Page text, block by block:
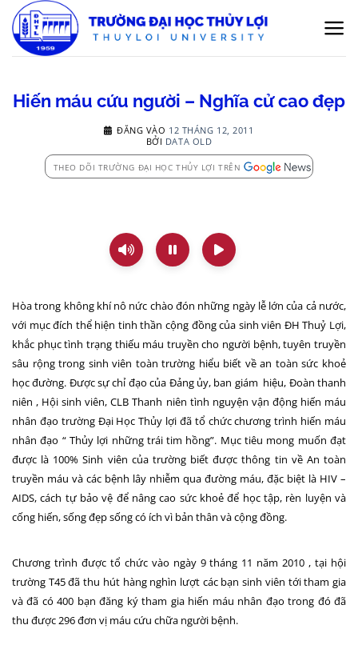
qua
nội
Hiến máu cứu người – Nghĩa cử cao đẹp
ĐĂNG VÀO 12 THÁNG 12, 2011
BỞI DATA OLD
THEO DÕI TRƯỜNG ĐẠI HỌC THỦY LỢI TRÊN
Hòa trong không khí nô nức chào đón những ngày lễ lớn của cả nước,
với mục đích thể hiện tinh thần cộng đồng của sinh viên ĐH Thuỷ Lợi,
khắc phục tình trạng thiếu máu truyền cho người bệnh, tuyên truyền
sâu rộng trong sinh viên toàn trường hiểu biết về an toàn sức khoẻ
học đường. Được sự chỉ đạo của Đảng ủy, ban giám hiệu, Đoàn thanh
niên , Hội sinh viên, CLB Thanh niên tình nguyện vận động hiến máu
nhân đạo trường Đại Học Thủy lợi đã tổ chức chương trình hiến máu
nhân đạo “ Thủy lợi những trái tim hồng”. Mục tiêu mong muốn đạt
được là 100% Sinh viên của trường biết được thông tin về An toàn
truyền máu và các bệnh lây nhiễm qua đường máu, đặc biệt là HIV –
AIDS, cách tự bảo vệ để nâng cao sức khoẻ để học tập, rèn luyện và
cống hiến, sống đẹp sống có ích vì bản thân và cộng đồng.
Chương trình được tổ chức vào ngày 9 tháng 11 năm 2010 , tại hội
trường T45 đã thu hút hàng nghìn lượt các bạn sinh viên tới tham gia
và đã có 400 bạn đăng ký tham gia hiến máu nhân đạo trong đó đã
thu được 296 đơn vị máu cứu chữa người bệnh.